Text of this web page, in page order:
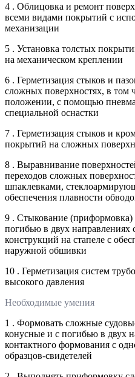
4 . Облицовка и ремонт
всеми видами покрытий с
механизации
5 . Установка толстых
на механическом креплении
6 . Герметизация стыков и
сложных поверхностях, в том
положении, с помощью
специальной оснастки
7 . Герметизация стыков и
покрытий на сложных
8 . Выравнивание
переходов сложных
шпаклевками,
обеспечения плавности
9 . Стыкование
погибью в двух направлениях
конструкций на стапеле с
наружной обшивки
10 . Герметизация систем
высокого давления
Необходимые умения
1 . Формовать сложные
конусные и с погибью в двух
контактного формования с
образцов-свидетелей